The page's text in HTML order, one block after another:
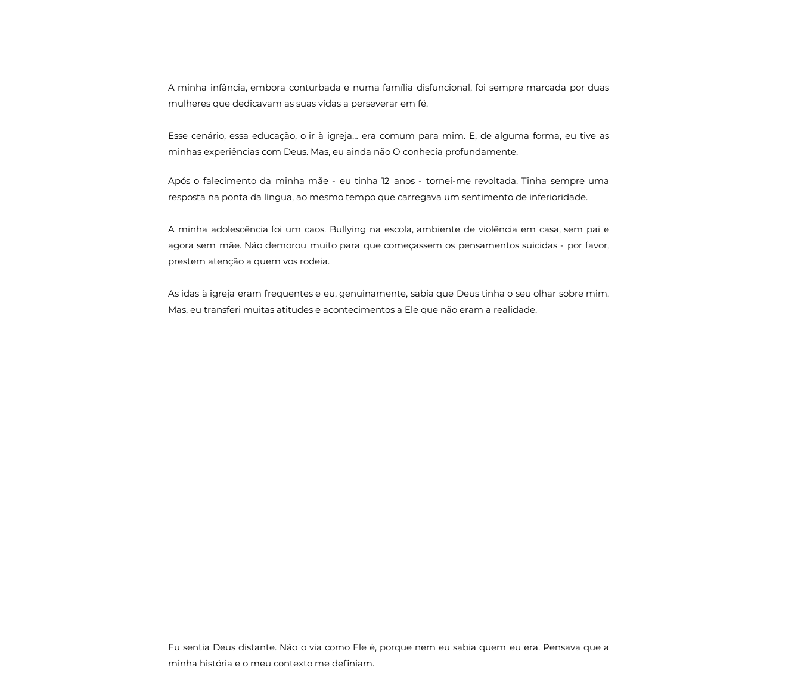
A minha infância, embora conturbada e numa família disfuncional, foi sempre marcada por duas
mulheres que dedicavam as suas vidas a perseverar em fé.
Esse cenário, essa educação, o ir à igreja… era comum para mim. E, de alguma forma, eu tive as
minhas experiências com Deus. Mas, eu ainda não O conhecia profundamente.
Após o falecimento da minha mãe - eu tinha 12 anos - tornei-me revoltada. Tinha sempre uma
resposta na ponta da língua, ao mesmo tempo que carregava um sentimento de inferioridade.
A minha adolescência foi um caos. Bullying na escola, ambiente de violência em casa, sem pai e
agora sem mãe. Não demorou muito para que começassem os pensamentos suicidas - por favor,
prestem atenção a quem vos rodeia.
As idas à igreja eram frequentes e eu, genuinamente, sabia que Deus tinha o seu olhar sobre mim.
Mas, eu transferi muitas atitudes e acontecimentos a Ele que não eram a realidade.
Eu sentia Deus distante. Não o via como Ele é, porque nem eu sabia quem eu era. Pensava que a
minha história e o meu contexto me definiam.